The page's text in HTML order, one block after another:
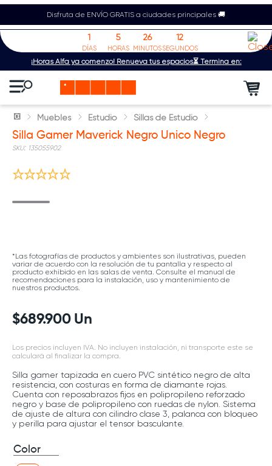
Disfruta de ENVÍO GRATIS a ciudades principales 🚚
¡Horas Alfa ya comenzó! Renueva tus espacios⏳ Termina en:
1
DÍAS
5
HORAS
26
MINUTOS
12
SEGUNDOS
Muebles Estudio Sillas de Estudio
Silla Gamer Maverick Negro Unico Negro
: 135055902
*Las fotografías de productos y ambientes son ilustrativas, pueden
variar de acuerdo con la resolución de tu pantalla y respecto al
producto exhibido en las salas de venta. Consulte el manual de
recomendaciones para la instalación, uso y mantenimiento de
nuestros productos.
$689.900 Un
Los precios incluyen IVA. No incluyen instalación, ni transporte este se
calculará al finalizar la compra.
Silla gamer tapizada en cuero PVC sintético negro de alta
resistencia, con costuras en forma de diamante rojas.
Cuenta con reposabrazos fijos en polipropileno reforzado
negro y base de polipropileno con ruedas de nylon. Sistema
de ajuste de altura con cilindro clase 3, palanca con bloqueo
y perilla para ajustar el tensor basculante.
Color